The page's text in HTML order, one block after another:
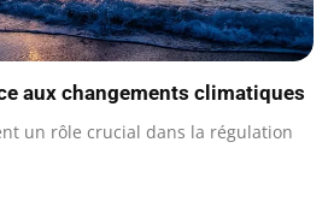
aux changements climatiques
un rôle crucial dans la régulation